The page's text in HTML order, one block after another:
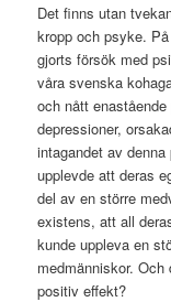
Det finns utan
kropp och psyke.
gjorts försök med
våra svenska
och nått
depressioner,
intagandet av
upplevde att deras
del av en större
existens, att all
kunde uppleva en
medmänniskor.
positiv effekt?